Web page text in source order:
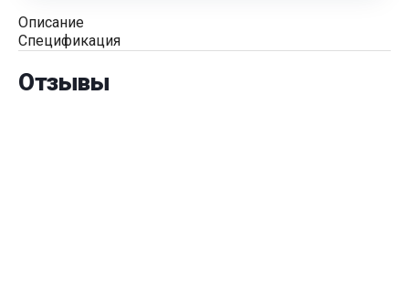
Описание
Спецификация
Отзывы